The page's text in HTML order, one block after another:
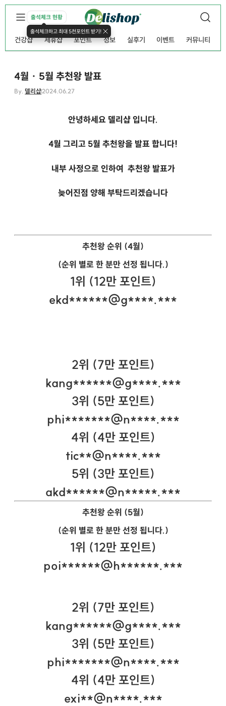
출석체크 현황
출석체크하고 최대 5천포인트 받기!
건강샵 제휴샵 포인트 정보 실후기 이벤트 커뮤니티
4월 · 5월 추천왕 발표
By. 델리샵2024.06.27
안녕하세요 델리샵 입니다.
4월 그리고 5월 추천왕을 발표 합니다!
내부 사정으로 인하여 추천왕 발표가
늦어진점 양해 부탁드리겠습니다
추천왕 순위 (4월)
(순위 별로 한 분만 선정 됩니다.)
1위 (12만 포인트)
ekd******@g****.***
2위 (7만 포인트)
kang******@g****.***
3위 (5만 포인트)
phi*******@n****.***
4위 (4만 포인트)
tic**@n****.***
5위 (3만 포인트)
akd******@n*****.***
추천왕 순위 (5월)
(순위 별로 한 분만 선정 됩니다.)
1위 (12만 포인트)
poi******@h******.***
2위 (7만 포인트)
kang******@g****.***
3위 (5만 포인트)
phi*******@n****.***
4위 (4만 포인트)
exi**@n****.***